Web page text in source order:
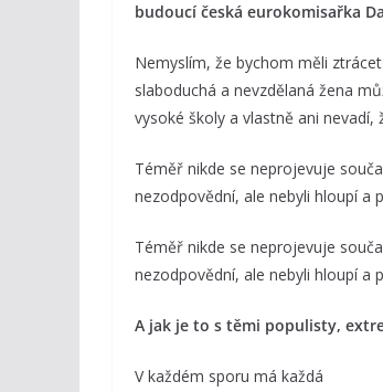
budoucí česká eurokomisařka
Nemyslím, že bychom měli
slaboduchá a nevzdělaná žena
vysoké školy a vlastně ani
Téměř nikde se neprojevuje
nezodpovědní, ale nebyli hloupí a
Téměř nikde se neprojevuje
nezodpovědní, ale nebyli hloupí a
A jak je to s těmi populisty,
V každém sporu má každá